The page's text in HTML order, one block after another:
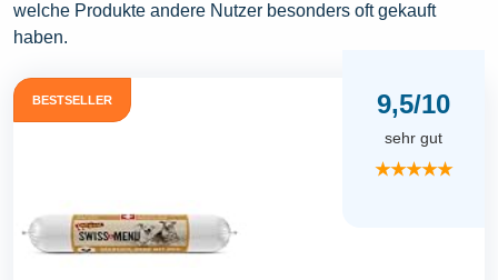
welche Produkte andere Nutzer besonders oft gekauft
haben.
BESTSELLER 9,5/10
sehr gut
★★★★★